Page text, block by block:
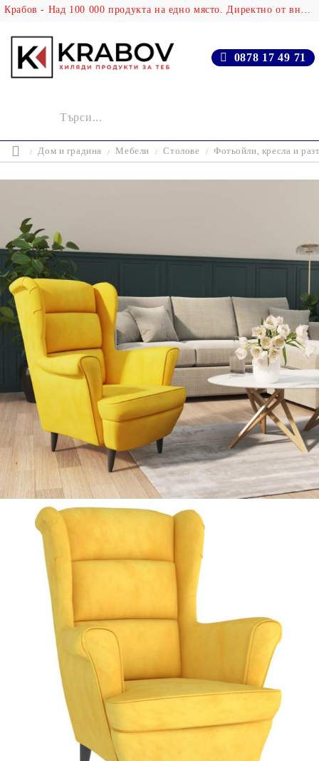
Крабов - Над 100 000 продукта на едно място. Директно от вносителя!
0878 17 49 71
Дом и градина Мебели Столове Фотьойли, кресла и
Сподели